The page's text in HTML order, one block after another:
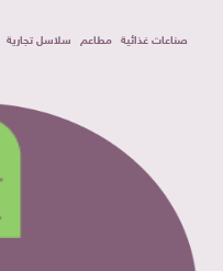
صناعات غذائية مطاعم سلاسل تجارية